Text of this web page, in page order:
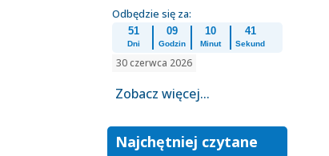
Odbędzie się za:
51
Dni
09
Godzin
10
Minut
40
Sekund
30 czerwca 2026
Zobacz więcej...
Najchętniej czytane